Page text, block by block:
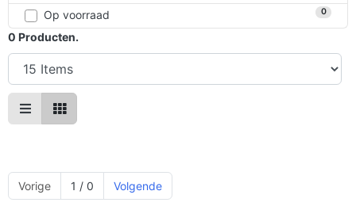
Op voorraad
0
0 Producten.
Vorige 1 / 0 Volgende